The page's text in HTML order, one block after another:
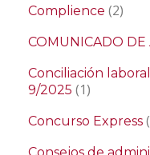
Complience (2)
COMUNICADO DE
Conciliación
9/2025 (1)
Concurso Express
Consejos de